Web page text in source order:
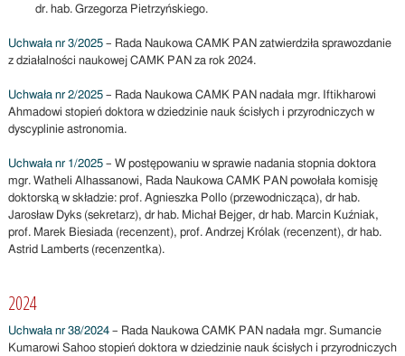
dr. hab. Grzegorza Pietrzyńskiego.
Uchwała nr 3/2025– Rada Naukowa CAMK PAN zatwierdziła sprawozdanie
z działalności naukowej CAMK PAN za rok 2024.
Uchwała nr 2/2025– Rada Naukowa CAMK PAN nadała mgr. Iftikharowi
Ahmadowi stopień doktora w dziedzinie nauk ścisłych i przyrodniczych w
dyscyplinie astronomia.
Uchwała nr 1/2025– W postępowaniu w sprawie nadania stopnia doktora
mgr. Watheli Alhassanowi, Rada Naukowa CAMK PAN powołała komisję
doktorską w składzie: prof. Agnieszka Pollo (przewodnicząca), dr hab.
Jarosław Dyks (sekretarz), dr hab. Michał Bejger, dr hab. Marcin Kuźniak,
prof. Marek Biesiada (recenzent), prof. Andrzej Królak (recenzent), dr hab.
Astrid Lamberts (recenzentka).
2024
Uchwała nr 38/2024– Rada Naukowa CAMK PAN nadała mgr. Sumancie
Kumarowi Sahoo stopień doktora w dziedzinie nauk ścisłych i przyrodniczych